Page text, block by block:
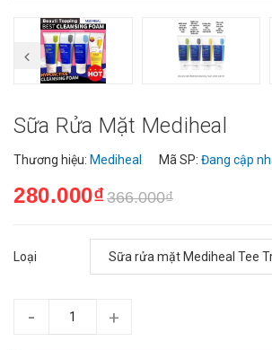
Sữa Rửa Mặt Mediheal
Thương hiệu: Mediheal Mã SP: Đang cập
280.000₫366.000₫
Loại
- +